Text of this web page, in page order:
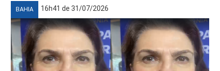
BAHIA 16h41 de 31/07/2026